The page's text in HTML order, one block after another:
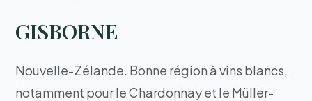
GISBORNE
Nouvelle-Zélande. Bonne région à vins blancs,
notamment pour le Chardonnay et le Müller-